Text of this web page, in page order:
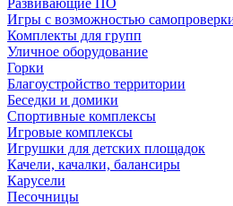
Развивающие ПО
Игры с возможностью
Комплекты для групп
Уличное оборудование
Горки
Благоустройство территории
Беседки и домики
Спортивные комплексы
Игровые комплексы
Игрушки для детских площадок
Качели, качалки, балансиры
Карусели
Песочницы